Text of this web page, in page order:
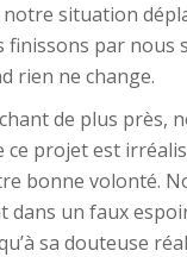
situation
finissons par nous
rien ne change.
de plus près,
ce projet est
bonne volonté.
dans un faux
sa douteuse